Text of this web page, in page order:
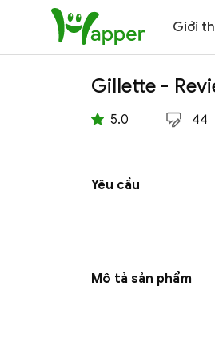
Giới
Gillette -
5.0 44
Yêu cầu
Mô tả sản phẩm